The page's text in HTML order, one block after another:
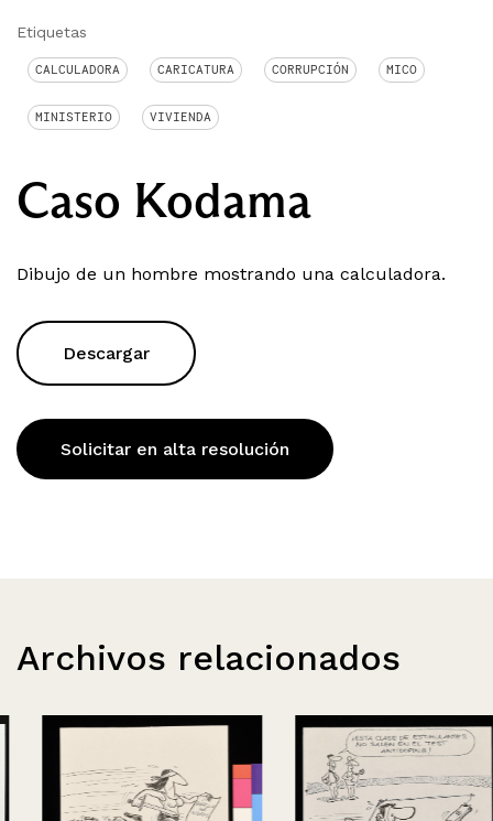
Etiquetas
CALCULADORA CARICATURA CORRUPCIÓN MICO
MINISTERIO VIVIENDA
Caso Kodama
Dibujo de un hombre mostrando una calculadora.
Descargar
Solicitar en alta resolución
Archivos relacionados